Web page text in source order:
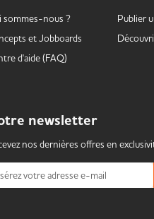
sommes-nous ?
etJobboards
d'aide (FAQ)
Publier
newsletter
nos dernières offres en
votre adresse e-mail